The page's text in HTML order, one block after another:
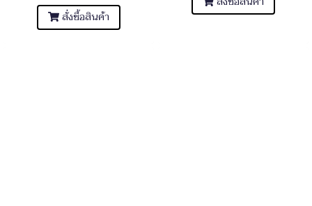
สั่งซื้อสินค้า